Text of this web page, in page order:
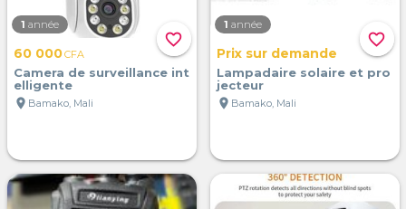
favorite_border
1 année
60 000CFA
Camera de surveillance int
elligente
location_on Bamako, Mali
favorite_border
1 année
Prix sur demande
Lampadaire solaire et pro
jecteur
location_on Bamako, Mali